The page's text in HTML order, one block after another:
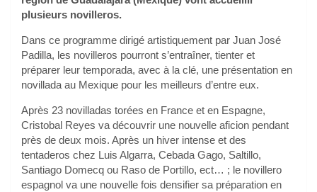
plusieurs novilleros.
Dans ce programme dirigé artistiquement par Juan José
Padilla, les novilleros pourront s’entraîner, tienter et
préparer leur temporada, avec à la clé, une présentation en
novillada au Mexique pour les meilleurs d’entre eux.
Après 23 novilladas torées en France et en Espagne,
Cristobal Reyes va découvrir une nouvelle aficion pendant
près de deux mois. Après un hiver intense et des
tentaderos chez Luis Algarra, Cebada Gago, Saltillo,
Santiago Domecq ou Raso de Portillo, ect… ; le novillero
espagnol va une nouvelle fois densifier sa préparation en